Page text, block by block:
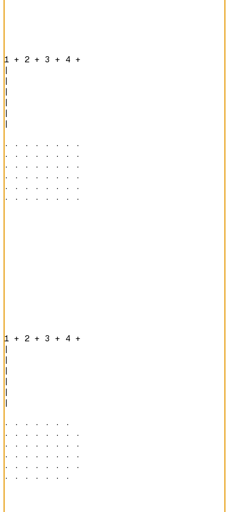
1 + 2 + 3 + 4 +
|
|
|
|
|
|
· · · · · · · ·
· · · · · · · ·
· · · · · · · ·
· · · · · · · ·
· · · · · · · ·
· · · · · · · ·
1 + 2 + 3 + 4 +
|
|
|
|
|
|
· · · · · · ·
· · · · · · · ·
· · · · · · · ·
· · · · · · · ·
· · · · · · · ·
· · · · · · ·